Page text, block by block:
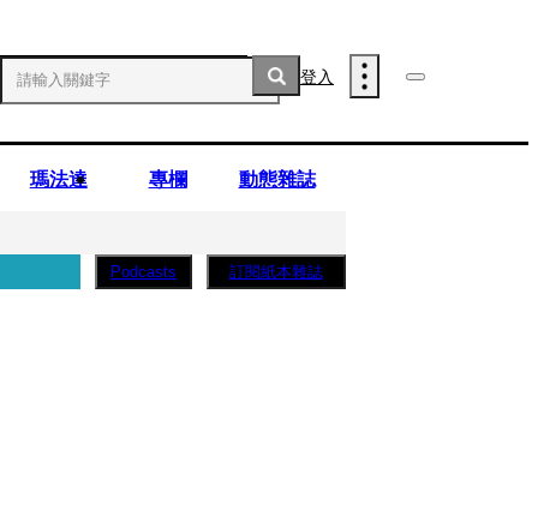
登入
瑪法達 專欄 動態雜誌
Podcasts 訂閱紙本雜誌